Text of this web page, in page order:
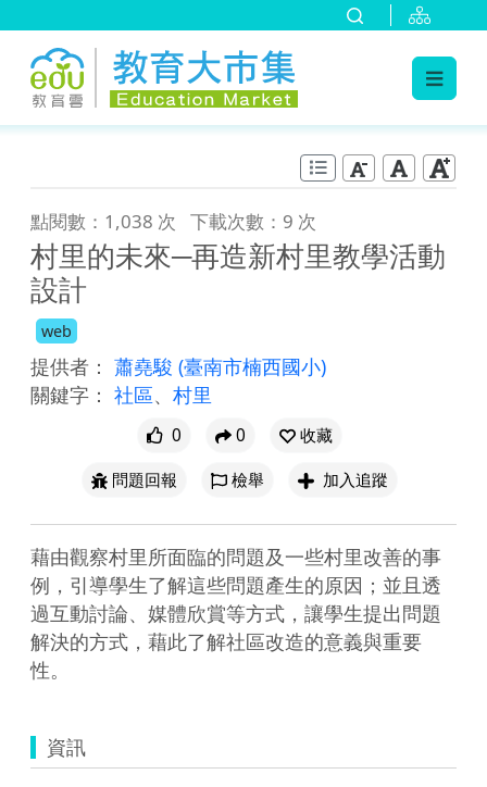
點閱數：1,038 次 下載次數：9 次
村里的未來─再造新村里教學活動
設計
web
提供者： 蕭堯駿 (臺南市楠西國小)
關鍵字： 社區、 村里
0 0
收藏
問題回報
檢舉 加入追蹤
藉由觀察村里所面臨的問題及一些村里改善的事
例，引導學生了解這些問題產生的原因；並且透
過互動討論、媒體欣賞等方式，讓學生提出問題
解決的方式，藉此了解社區改造的意義與重要
性。
資訊